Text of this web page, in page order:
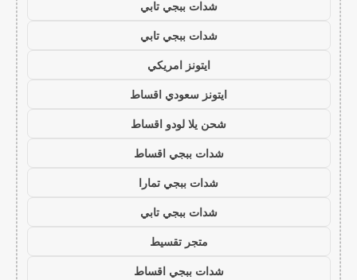
شدات ببجي تابي
شدات ببجي تابي
ايتونز امريكي
ايتونز سعودي اقساط
شحن يلا لودو اقساط
شدات ببجي اقساط
شدات ببجي تمارا
شدات ببجي تابي
متجر تقسيط
شدات ببجي اقساط